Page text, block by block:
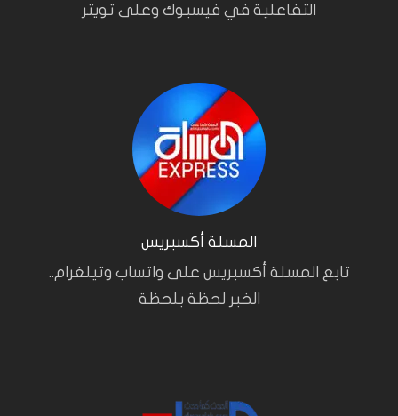
التفاعلية في فيسبوك وعلى تويتر
المسلة أكسبريس
تابع المسلة أكسبريس على واتساب وتيلغرام..
الخبر لحظة بلحظة